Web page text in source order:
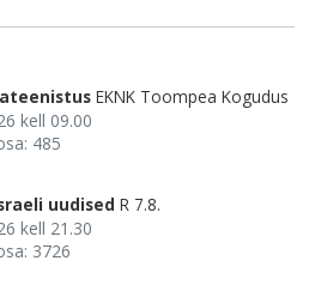
EKNK Toompea Kogudus
kell 09.00
485
uudised R 7.8.
kell 21.30
3726